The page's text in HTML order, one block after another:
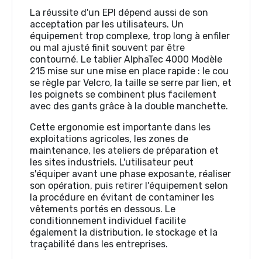
La réussite d'un EPI dépend aussi de son
acceptation par les utilisateurs. Un
équipement trop complexe, trop long à enfiler
ou mal ajusté finit souvent par être
contourné. Le tablier AlphaTec 4000 Modèle
215 mise sur une mise en place rapide : le cou
se règle par Velcro, la taille se serre par lien, et
les poignets se combinent plus facilement
avec des gants grâce à la double manchette.
Cette ergonomie est importante dans les
exploitations agricoles, les zones de
maintenance, les ateliers de préparation et
les sites industriels. L'utilisateur peut
s'équiper avant une phase exposante, réaliser
son opération, puis retirer l'équipement selon
la procédure en évitant de contaminer les
vêtements portés en dessous. Le
conditionnement individuel facilite
également la distribution, le stockage et la
traçabilité dans les entreprises.